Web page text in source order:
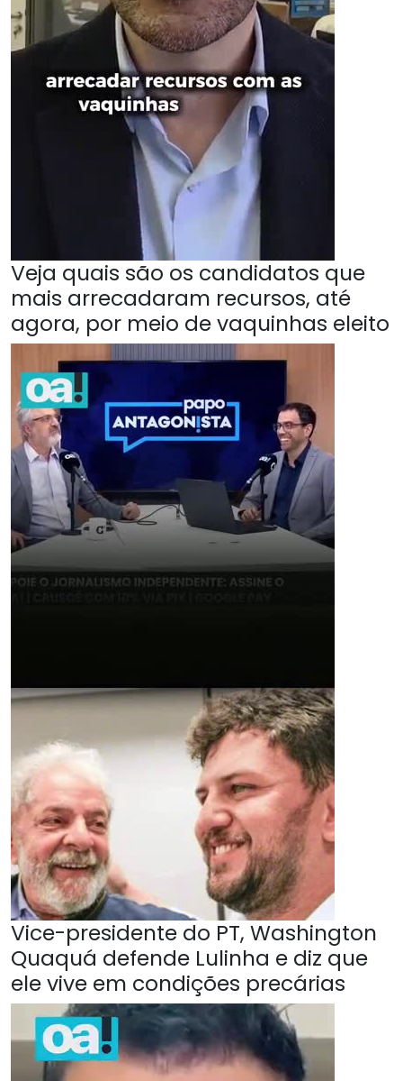
Veja quais são os candidatos que
mais arrecadaram recursos, até
agora, por meio de vaquinhas eleito
Vice-presidente do PT, Washington
Quaquá defende Lulinha e diz que
ele vive em condições precárias